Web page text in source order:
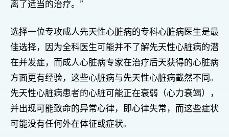
离了适当的治疗。”
选择一位专攻成人先天性心脏病的专科心脏病医生是最
佳选择，因为全科医生可能并不了解先天性心脏病的潜
在并发症，而成人心脏病专家在治疗后天获得的心脏病
方面更有经验，这些心脏病与先天性心脏病截然不同。
先天性心脏病患者的心脏可能正在衰弱（心力衰竭），
并出现可能致命的异常心律，即心律失常，而这些症状
可能没有任何外在体征或症状。